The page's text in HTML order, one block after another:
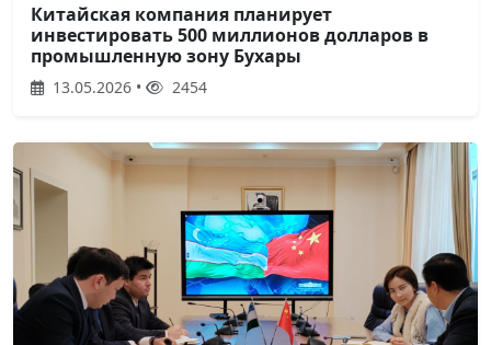
Китайская компания планирует
инвестировать 500 миллионов долларов в
промышленную зону Бухары
13.05.2026 • 2454